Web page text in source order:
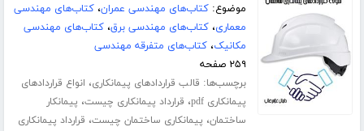
موضوع:کتاب‌های مهندسی عمران،کتاب‌های مهندسی
معماری،کتاب‌های مهندسی برق،کتاب‌های مهندسی
مکانیک،کتاب‌های متفرقه مهندسی
۲۵۹ صفحه
برچسب‌ها: قالب قراردادهای پیمانکاری، انواع قراردادهای
پیمانکاری pdf
، قرارداد پیمانکاری چیست، پیمانکار
ساختمان، پیمانکاری ساختمان چیست، قرارداد پیمانکاری